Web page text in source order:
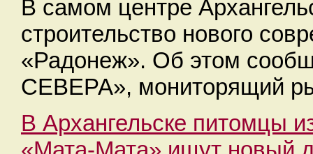
В самом центре
строительство нового
«Радонеж». Об этом
СЕВЕРА», мониторящий
В Архангельске питомцы